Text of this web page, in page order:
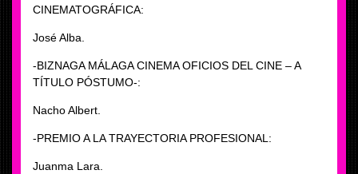
CINEMATOGRÁFICA:
José Alba.
-BIZNAGA MÁLAGA CINEMA OFICIOS DEL CINE – A
TÍTULO PÓSTUMO-:
Nacho Albert.
-PREMIO A LA TRAYECTORIA PROFESIONAL:
Juanma Lara.